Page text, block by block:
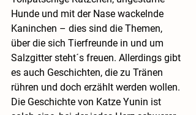
Hunde und mit der Nase wackelnde
Kaninchen – dies sind die Themen,
über die sich Tierfreunde in und um
Salzgitter steht´s freuen. Allerdings gibt
es auch Geschichten, die zu Tränen
rühren und doch erzählt werden wollen.
Die Geschichte von Katze Yunin ist